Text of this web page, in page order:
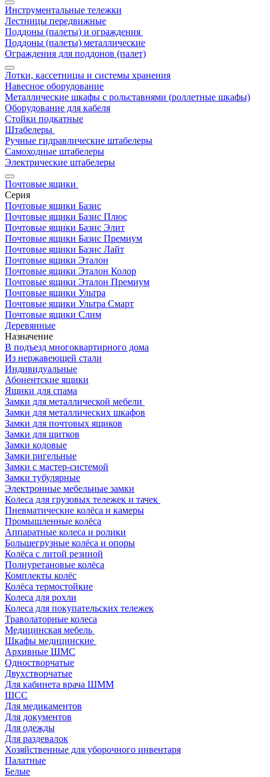
Инструментальные тележки
Лестницы передвижные
Поддоны (палеты) и ограждения
Поддоны (палеты) металлические
Ограждения для поддонов (палет)
Лотки, кассетницы и системы хранения
Навесное оборудование
Металлические шкафы с рольставнями (роллетные шкафы)
Оборудование для кабеля
Стойки подкатные
Штабелеры
Ручные гидравлические штабелеры
Самоходные штабелеры
Электрические штабелеры
Почтовые ящики
Серия
Почтовые ящики Базис
Почтовые ящики Базис Плюс
Почтовые ящики Базис Элит
Почтовые ящики Базис Премиум
Почтовые ящики Базис Лайт
Почтовые ящики Эталон
Почтовые ящики Эталон Колор
Почтовые ящики Эталон Премиум
Почтовые ящики Ультра
Почтовые ящики Ультра Смарт
Почтовые ящики Слим
Деревянные
Назначение
В подъезд многоквартирного дома
Из нержавеющей стали
Индивидуальные
Абонентские ящики
Ящики для спама
Замки для металлической мебели
Замки для металлических шкафов
Замки для почтовых ящиков
Замки для щитков
Замки кодовые
Замки ригельные
Замки с мастер-системой
Замки тубулярные
Электронные мебельные замки
Колеса для грузовых тележек и тачек
Пневматические колёса и камеры
Промышленные колёса
Аппаратные колеса и ролики
Большегрузные колёса и опоры
Колёса с литой резиной
Полиуретановые колёса
Комплекты колёс
Колёса термостойкие
Колеса для рохли
Колеса для покупательских тележек
Траволаторные колеса
Медицинская мебель
Шкафы медицинские
Архивные ШМС
Одностворчатые
Двухстворчатые
Для кабинета врача ШММ
ШСС
Для медикаментов
Для документов
Для одежды
Для раздевалок
Хозяйственные для уборочного инвентаря
Палатные
Белые